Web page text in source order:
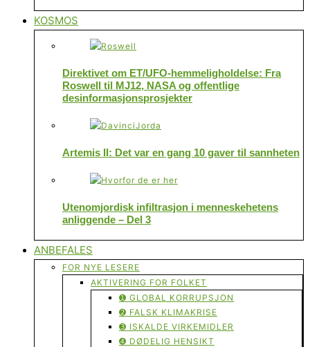
KOSMOS
Direktivet om ET/UFO-hemmeligholdelse: Fra
Roswell til MJ12, NASA og offentlige
desinformasjonsprosjekter
Artemis II: Det var en gang 10 gaver til sannheten
Utenomjordisk infiltrasjon i menneskehetens
anliggende – Del 3
ANBEFALES
FOR NYE LESERE
AKTIVERING FOR FOLKET
➊ GLOBAL KORRUPSJON
➋ FALSK KLIMAKRISE
➌ ISKALDE VIRKEMIDLER
➍ DØDELIG HENSIKT